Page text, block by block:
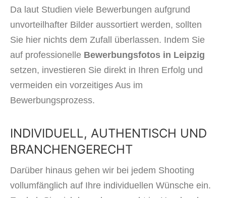
Da laut Studien viele Bewerbungen aufgrund
unvorteilhafter Bilder aussortiert werden, sollten
Sie hier nichts dem Zufall überlassen. Indem Sie
auf professionelle Bewerbungsfotos in Leipzig
setzen, investieren Sie direkt in Ihren Erfolg und
vermeiden ein vorzeitiges Aus im
Bewerbungsprozess.
INDIVIDUELL, AUTHENTISCH UND
BRANCHENGERECHT
Darüber hinaus gehen wir bei jedem Shooting
vollumfänglich auf Ihre individuellen Wünsche ein.